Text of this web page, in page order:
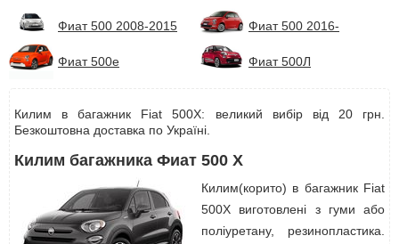
Фиат 500 2008-2015 Фиат 500 2016-
Фиат 500е Фиат 500Л
Килим в багажник Fiat 500X: великий вибір від 20 грн.
Безкоштовна доставка по Україні.
Килим багажника Фиат 500 Х
Килим(корито) в багажник Fiat
500X виготовлені з гуми або
поліуретану, резинопластика.